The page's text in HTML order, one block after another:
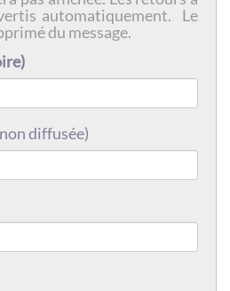
automatiquement. Le
du message.
diffusée)